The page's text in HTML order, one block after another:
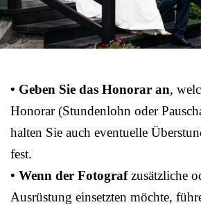
• Geben Sie das Honorar an,
Honorar (Stundenlohn oder
halten Sie auch eventuelle
fest.
• Wenn der Fotografzusätzliche
Ausrüstung einsetzten möchte,